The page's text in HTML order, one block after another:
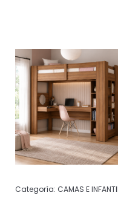
Categoría: CAMAS E